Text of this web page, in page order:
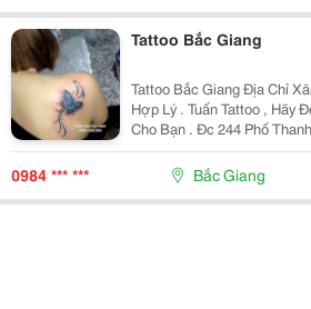
Tattoo Bắc Giang
Tattoo Bắc Giang Địa Chỉ
Hợp Lý . Tuấn Tattoo , Hãy
Cho Bạn . Đc 244 Phố
Nam ( Gần Ngã Thân ) Cal
0984 *** *** Bắc Giang